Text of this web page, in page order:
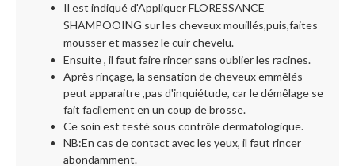
Il est indiqué d'AppliquerFLORESSANCE
SHAMPOOING sur les cheveux mouillés,puis,faites
mousser et massez le cuir chevelu.
Ensuite , il faut faire rincer sans oublier les racines.
Après rinçage, la sensation de cheveux emmêlés
peut apparaitre ,pas d'inquiétude, car le démêlage se
fait facilement en un coup de brosse.
Ce soin est testé sous contrôle dermatologique.
NB:En cas de contact avec les yeux, il faut rincer
abondamment.